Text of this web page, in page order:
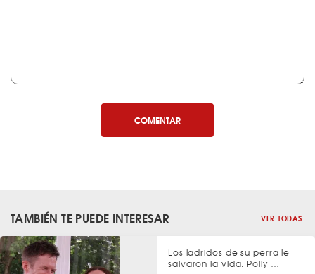
COMENTAR
TAMBIÉN TE PUEDE INTERESAR VER TODAS
Los ladridos de su perra le
salvaron la vida: Polly …